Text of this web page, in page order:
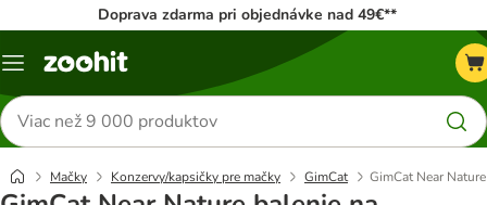
Doprava zdarma pri objednávke nad 49€**
Kategórie
Hľadať
produkty
Mačky Konzervy/kapsičky pre mačky GimCat GimCat Near